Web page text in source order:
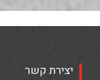
יצירת קשר